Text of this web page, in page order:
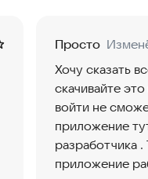
текущий район
или карту.
Wear OS:
Просто
Хочу сказать
скачивайте
войти не
приложение
разработчика
приложение